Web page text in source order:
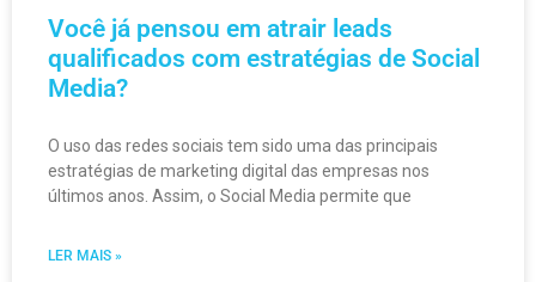
Você já pensou em atrair leads
qualificados com estratégias de Social
Media?
O uso das redes sociais tem sido uma das principais
estratégias de marketing digital das empresas nos
últimos anos. Assim, o Social Media permite que
LER MAIS »